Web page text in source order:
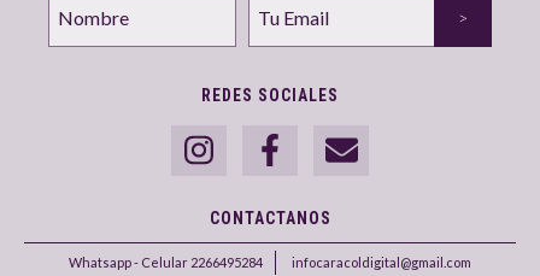
REDES SOCIALES
CONTACTANOS
Whatsapp - Celular 2266495284 infocaracoldigital@gmail.com